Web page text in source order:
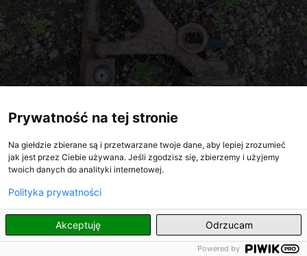
Zobacz również
PL
Prywatność na tej stronie
Na giełdzie zbierane są i przetwarzane twoje dane, aby lepiej zrozumieć
jak jest przez Ciebie używana. Jeśli zgodzisz się, zbierzemy i użyjemy
twoich danych do analityki internetowej.
Polityka prywatności
Akceptuję Odrzucam
Powered by